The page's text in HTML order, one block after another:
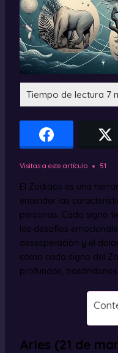
Visitas a este artículo 51
El Zodiaco es una
entender las
personas. Cada signo
los desafíos
desesperación y el
cómo cada signo del
profundos,
Aries (21 de